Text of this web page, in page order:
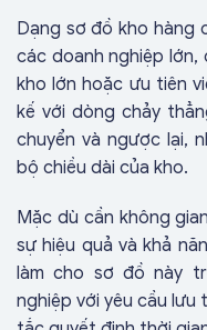
Dạng sơ đồ kho hàng
các doanh nghiệp
kho lớn hoặc ưu tiên
kế với dòng chảy
chuyển và ngược lại,
bộ chiều dài của kho.
Mặc dù cần không
sự hiệu quả và khả
làm cho sơ đồ này
nghiệp với yêu cầu lưu